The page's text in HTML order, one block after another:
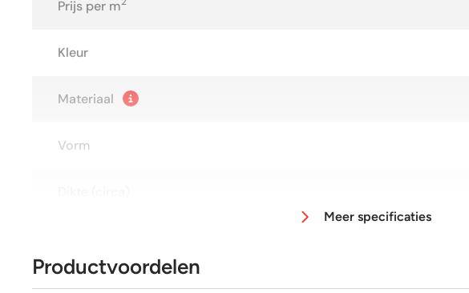
Prijs per m
Kleur
Materiaal
Vorm
Glans / Mat
Meer specificaties
Productvoordelen